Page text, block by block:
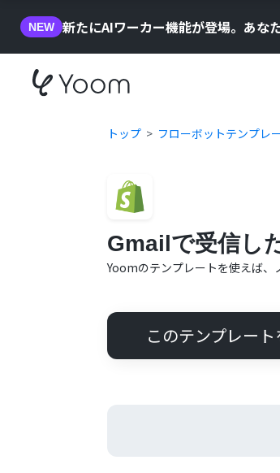
NEW 新たにAIワーカー機能が登場。あな
トップ フローボットテンプレ
Gmailで受信し
Yoomのテンプレートを使えば、
このテンプレー